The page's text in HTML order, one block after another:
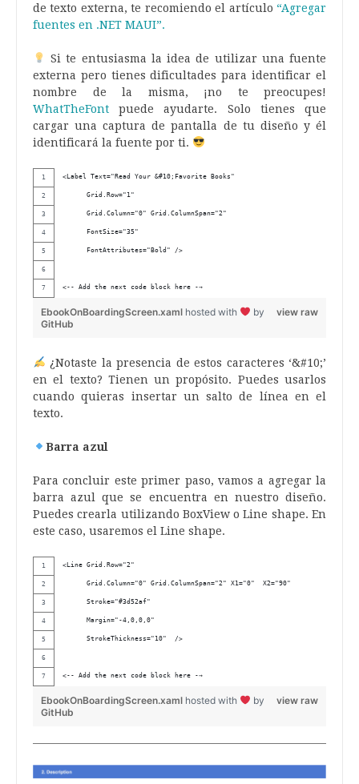
de texto externa, te recomiendo el artículo “Agregar
fuentes en .NET MAUI”.
Si te entusiasma la idea de utilizar una fuente
externa pero tienes dificultades para identificar el
nombre de la misma, ¡no te preocupes!
WhatTheFont puede ayudarte. Solo tienes que
cargar una captura de pantalla de tu diseño y él
identificará la fuente por ti.
<Label Text="Read Your &#10;Favorite Books"
      Grid.Row="1"
      Grid.Column="0" Grid.ColumnSpan="2"
      FontSize="35"
      FontAttributes="Bold" />
<-- Add the next code block here -→
view raw
EbookOnBoardingScreen.xaml hosted with
by
GitHub
¿Notaste la presencia de estos caracteres ‘&#10;’
en el texto? Tienen un propósito. Puedes usarlos
cuando quieras insertar un salto de línea en el
texto.
Barra azul
Para concluir este primer paso, vamos a agregar la
barra azul que se encuentra en nuestro diseño.
Puedes crearla utilizando BoxView o Line shape. En
este caso, usaremos el Line shape.
<Line Grid.Row="2"
      Grid.Column="0" Grid.ColumnSpan="2" X1="0"  X2="90"
      Stroke="#3d52af"
      Margin="-4,0,0,0"
      StrokeThickness="10"  />
<-- Add the next code block here -→
view raw
EbookOnBoardingScreen.xaml hosted with
by
GitHub